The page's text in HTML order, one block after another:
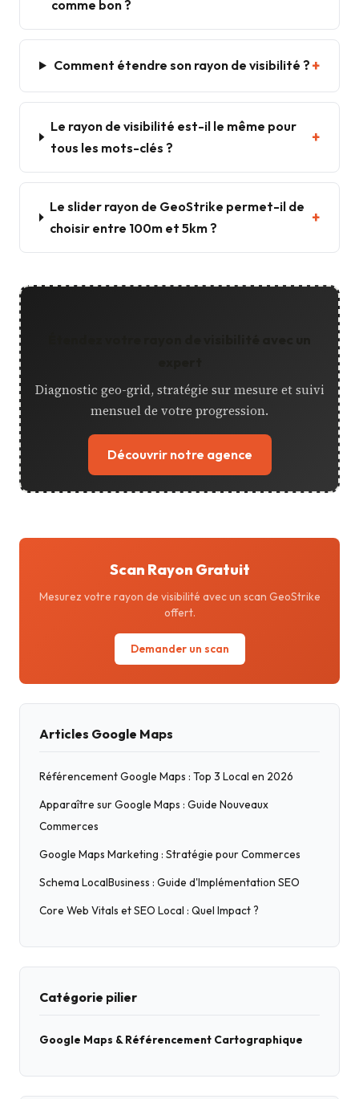
comme bon ?
Comment étendre son rayon de visibilité ?
Le rayon de visibilité est-il le même pour
tous les mots-clés ?
Le slider rayon de GeoStrike permet-il de
choisir entre 100m et 5km ?
Diagnostic geo-grid, stratégie sur mesure et suivi
mensuel de votre progression.
Découvrir notre agence
Scan Rayon Gratuit
Mesurez votre rayon de visibilité avec un scan GeoStrike
offert.
Demander un scan
Articles Google Maps
Référencement Google Maps : Top 3 Local en 2026
Apparaître sur Google Maps : Guide Nouveaux
Commerces
Google Maps Marketing : Stratégie pour Commerces
Schema LocalBusiness : Guide d'Implémentation SEO
Core Web Vitals et SEO Local : Quel Impact ?
Catégorie pilier
Google Maps & Référencement Cartographique